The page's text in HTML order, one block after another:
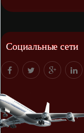
Социальные сети